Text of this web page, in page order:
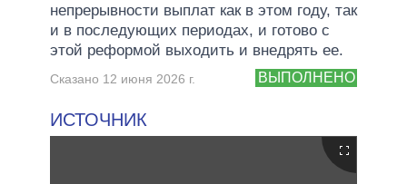
непрерывности выплат как в этом году, так
и в последующих периодах, и готово с
этой реформой выходить и внедрять ее.
ВЫПОЛНЕНО
Сказано 12 июня 2026 г.
ИСТОЧНИК